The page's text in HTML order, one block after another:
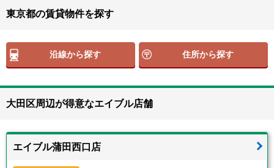
東京都の賃貸物件を探す
沿線から探す 住所から探す
大田区周辺が得意なエイブル店舗
エイブル蒲田西口店